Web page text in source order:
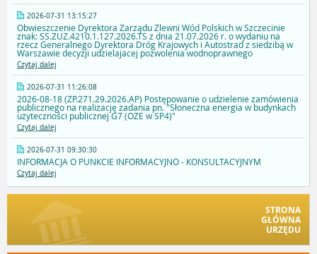
2026-07-31 13:15:27
Obwieszczenie Dyrektora Zarządu Zlewni Wód Polskich w Szczecinie
znak: SS.ZUZ.4210.1.127.2026.TS z dnia 21.07.2026 r. o wydaniu na
rzecz Generalnego Dyrektora Dróg Krajowych i Autostrad z siedzibą w
Warszawie decyzji udzielajacej pozwolenia wodnoprawnego
Czytaj dalej
2026-07-31 11:26:08
2026-08-18 (ZP.271.29.2026.AP) Postępowanie o udzielenie zamówienia
publicznego na realizację zadania pn. "Słoneczna energia w budynkach
użyteczności publicznej G7 (OZE w SP4)"
Czytaj dalej
2026-07-31 09:30:30
INFORMACJA O PUNKCIE INFORMACYJNO - KONSULTACYJNYM
Czytaj dalej
STRONA
GŁÓWNA
URZĘDU